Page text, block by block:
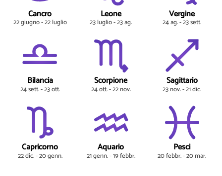
Cancro
22 giugno - 22 luglio
Leone
23 luglio - 23 ag.
Vergine
24 ag. - 23 sett.
Bilancia
24 sett. - 23 ott.
Scorpione
24 ott. - 22 nov.
Sagittario
23 nov. - 21 dic.
Capricorno
22 dic. - 20 genn.
Aquario
21 genn. - 19 febbr.
Pesci
20 febbr. - 20 mar.